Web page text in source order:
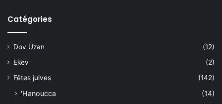
Catégories
Dov Uzan
(12)
Ekev
(2)
Fêtes juives
(142)
'Hanoucca
(14)